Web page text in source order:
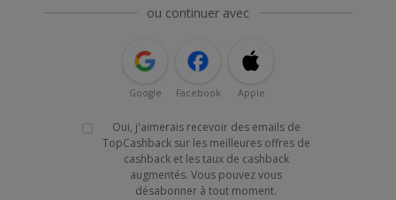
ou continuer avec
Google Facebook Apple
Oui, j'aimerais recevoir des emails de
TopCashback sur les meilleures offres de
cashback et les taux de cashback
augmentés. Vous pouvez vous
désabonner à tout moment.